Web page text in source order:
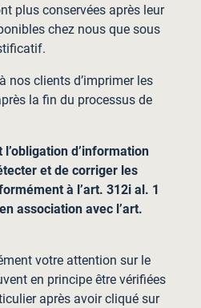
plus conservées après leur
chez nous que sous
nos clients d’imprimer les
la fin du processus de
d’information
et de corriger les
à l’art. 312i al. 1
association avec l’art.
votre attention sur le
en principe être vérifiées
après avoir cliqué sur